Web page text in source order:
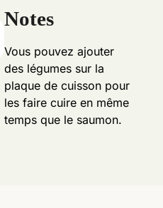
Notes
Vous pouvez ajouter
des légumes sur la
plaque de cuisson pour
les faire cuire en même
temps que le saumon.